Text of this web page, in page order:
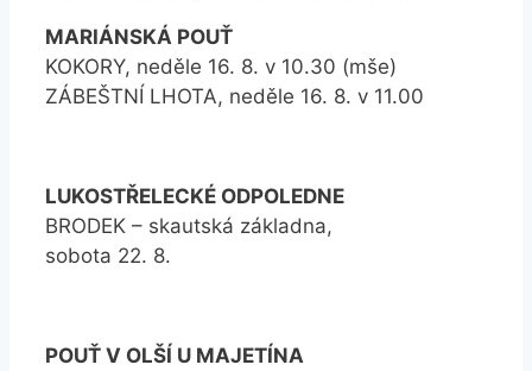
MARIÁNSKÁ POUŤ
KOKORY, neděle 16. 8. v 10.30 (mše)
ZÁBEŠTNÍ LHOTA, neděle 16. 8. v 11.00
LUKOSTŘELECKÉ ODPOLEDNE
BRODEK – skautská základna,
sobota 22. 8.
POUŤ V OLŠÍ U MAJETÍNA